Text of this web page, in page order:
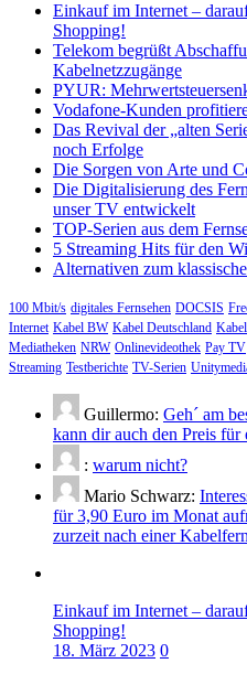
Einkauf im Internet –
Shopping!
Telekom begrüßt
Kabelnetzzugänge
PYUR:
Vodafone-Kunden
Das Revival der „alten
noch Erfolge
Die Sorgen von Arte und
Die Digitalisierung des
unser TV entwickelt
TOP-Serien aus dem
5 Streaming Hits für den
Alternativen zum
100 Mbit/s digitales Fernsehen DOCSIS
Internet Kabel BW Kabel Deutschland
Mediatheken NRW Onlinevideothek Pay TV
Streaming Testberichte TV-Serien
Guillermo: Geh´ am
kann dir auch den Preis für
: warum nicht?
Mario Schwarz:
für 3,90 Euro im Monat
zurzeit nach einer
Einkauf im Internet –
Shopping!
18. März 2023 0